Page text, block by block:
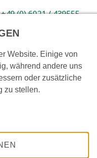
+49 (0) 6021 / 439555-
Aktionsartikel
Website. Einige von
während andere uns
oder zusätzliche
zu stellen.